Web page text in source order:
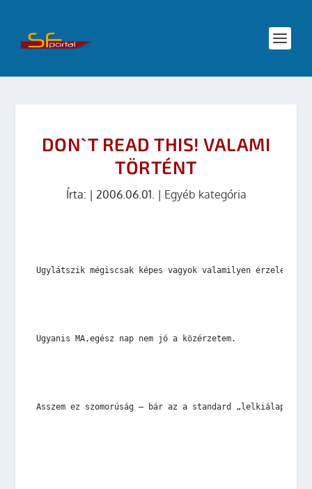
DON`T READ THIS! VALAMI
TÖRTÉNT
Írta: | 2006.06.01. | Egyéb kategória
Ugylátszik mégiscsak képes vagyok valamilyen érzelem
Ugyanis MA,egész nap nem jó a közérzetem.
Asszem ez szomorúság – bár az a standard